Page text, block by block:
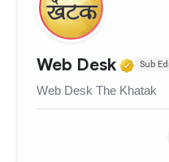
Web Desk Sub
Web Desk The Khatak